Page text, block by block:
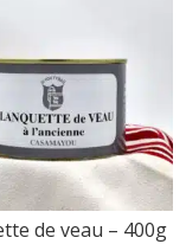
de veau – 400g